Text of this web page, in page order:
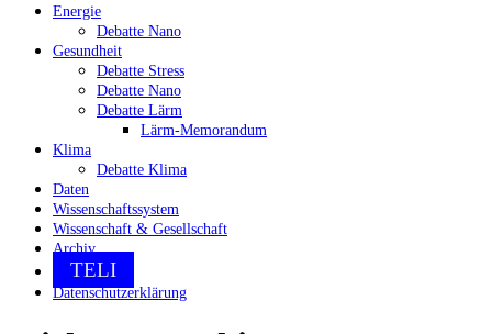
springenEnergie
Debatte Nano
Gesundheit
Debatte Stress
Debatte Nano
Debatte Lärm
Lärm-Memorandum
Klima
Debatte Klima
Daten
Wissenschaftssystem
Wissenschaft & Gesellschaft
Archiv
TELI
Datenschutzerklärung